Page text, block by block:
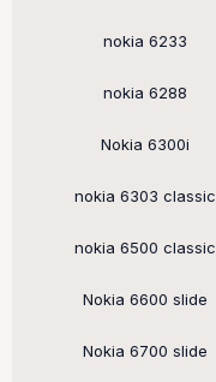
nokia 6233
nokia 6288
Nokia 6300i
nokia 6303 classic
nokia 6500 classic
Nokia 6600 slide
Nokia 6700 slide